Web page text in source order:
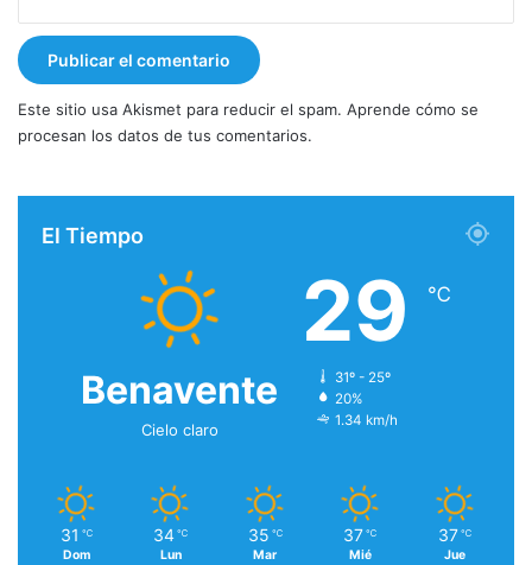
Este sitio usa Akismet para reducir el spam. Aprende cómo se
procesan los datos de tus comentarios.
El Tiempo
Benavente
Cielo claro
29 ℃
31º - 25º
20%
1.34 km/h
31 ℃
Dom
34 ℃
Lun
35 ℃
Mar
37 ℃
Mié
37 ℃
Jue